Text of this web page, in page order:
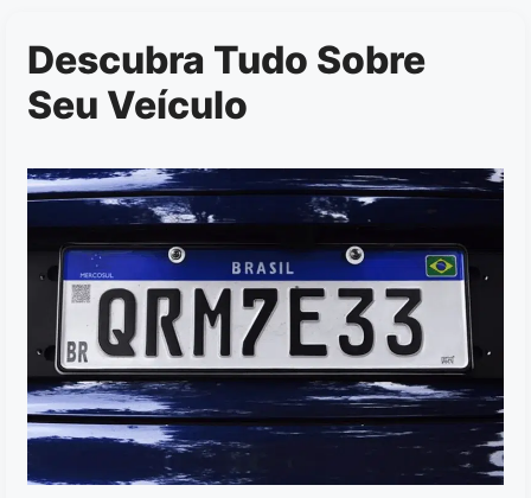
Descubra Tudo Sobre
Seu Veículo